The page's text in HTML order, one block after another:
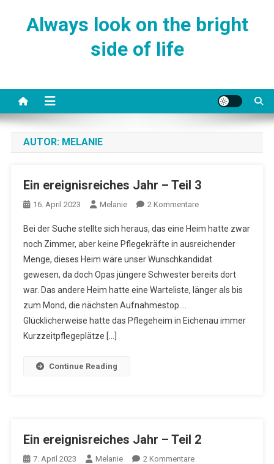
Always look on the bright
side of life
AUTOR: MELANIE
Ein ereignisreiches Jahr – Teil 3
16. April 2023 Melanie 2 KommentareZu
Ereignisreiches
Jahr
–
Teil
3
Bei der Suche stellte sich heraus, das eine Heim hatte zwar
noch Zimmer, aber keine Pflegekräfte in ausreichender
Menge, dieses Heim wäre unser Wunschkandidat
gewesen, da doch Opas jüngere Schwester bereits dort
war. Das andere Heim hatte eine Warteliste, länger als bis
zum Mond, die nächsten Aufnahmestop….
Glücklicherweise hatte das Pflegeheim in Eichenau immer
Kurzzeitpflegeplätze […]
Continue Reading
Ein ereignisreiches Jahr – Teil 2
7. April 2023 Melanie 2 KommentareZu